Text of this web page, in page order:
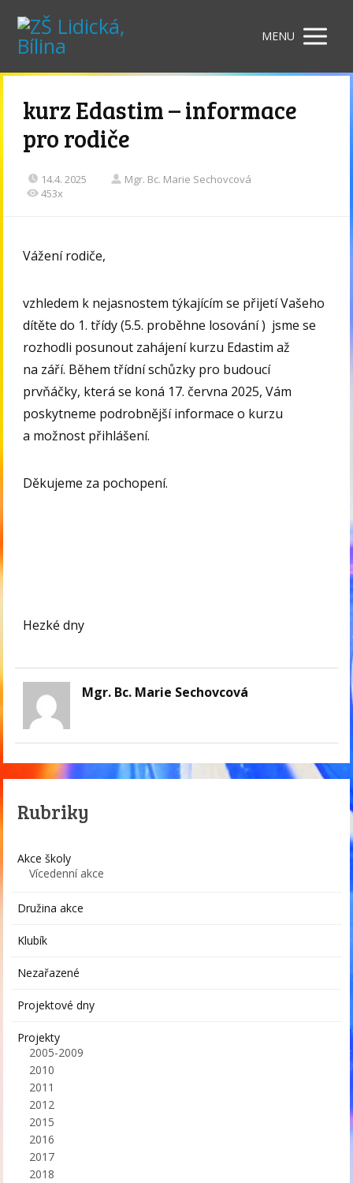
MENU
kurz Edastim – informace
pro rodiče
14.4. 2025
Mgr. Bc. Marie Sechovcová
453x
Vážení rodiče,
vzhledem k nejasnostem týkajícím se přijetí Vašeho
dítěte do 1. třídy (5.5. proběhne losování ) jsme se
rozhodli posunout zahájení kurzu Edastim až
na září. Během třídní schůzky pro budoucí
prvňáčky, která se koná 17. června 2025, Vám
poskytneme podrobnější informace o kurzu
a možnost přihlášení.
Děkujeme za pochopení.
Hezké dny
Mgr. Bc. Marie Sechovcová
Rubriky
Akce školy
Vícedenní akce
Družina akce
Klubík
Nezařazené
Projektové dny
Projekty
2005-2009
2010
2011
2012
2015
2016
2017
2018